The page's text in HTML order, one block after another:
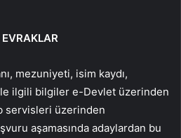
mezuniyeti, isim kaydı,
ilgili bilgiler e-Devlet üzerinden
servisleri üzerinden
aşamasında adaylardan bu